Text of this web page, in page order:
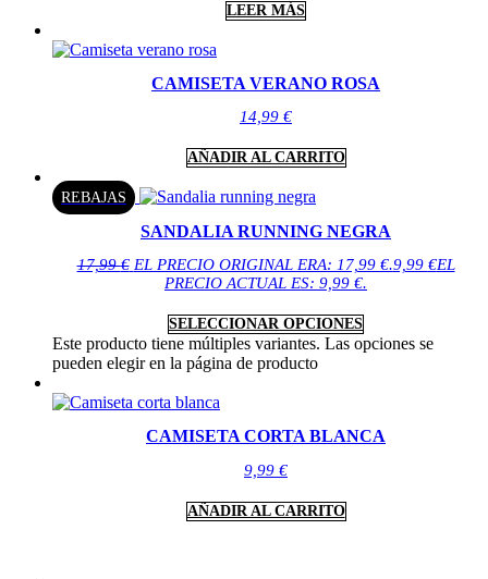
LEER MÁS
CAMISETA VERANO ROSA
14,99 €
AÑADIR AL CARRITO
REBAJAS
SANDALIA RUNNING NEGRA
17,99€ EL PRECIO ORIGINAL ERA: 17,99 €.9,99 €EL
PRECIO ACTUAL ES: 9,99 €.
SELECCIONAR OPCIONES
Este producto tiene múltiples variantes. Las opciones se
pueden elegir en la página de producto
CAMISETA CORTA BLANCA
9,99 €
AÑADIR AL CARRITO